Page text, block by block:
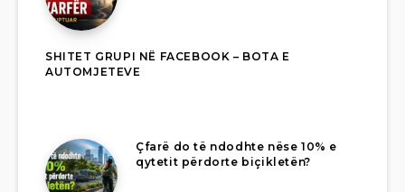
SHITET GRUPI NË FACEBOOK – BOTA E
AUTOMJETEVE
Çfarë do të ndodhte nëse 10% e
qytetit përdorte biçikletën?